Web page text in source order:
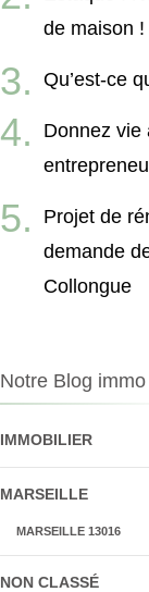
de maison !
Qu’est-ce
Donnez vie
Projet de
demande
Collongue
Notre Blog immo
IMMOBILIER
MARSEILLE
MARSEILLE 13016
NON CLASSÉ